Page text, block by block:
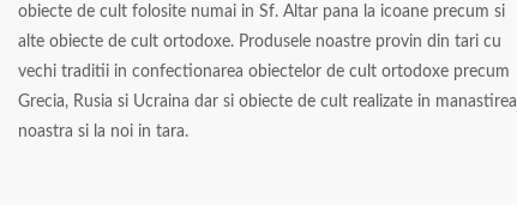
obiecte de cult folosite numai in Sf. Altar pana la icoane precum si
alte obiecte de cult ortodoxe. Produsele noastre provin din tari cu
vechi traditii in confectionarea obiectelor de cult ortodoxe precum
Grecia, Rusia si Ucraina dar si obiecte de cult realizate in manastirea
noastra si la noi in tara.